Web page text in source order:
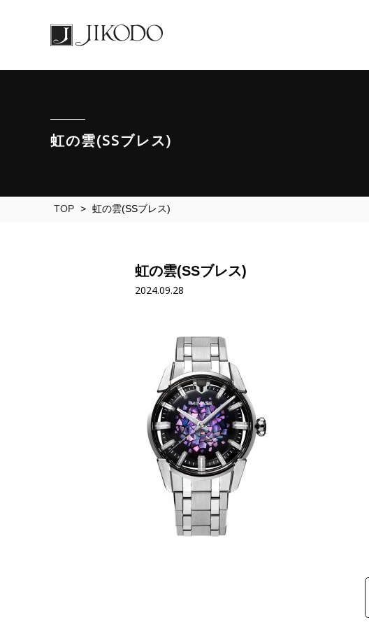
虹の雲(SSブレス)
TOP > 虹の雲(SSブレス)
虹の雲(SSブレス)
2024.09.28